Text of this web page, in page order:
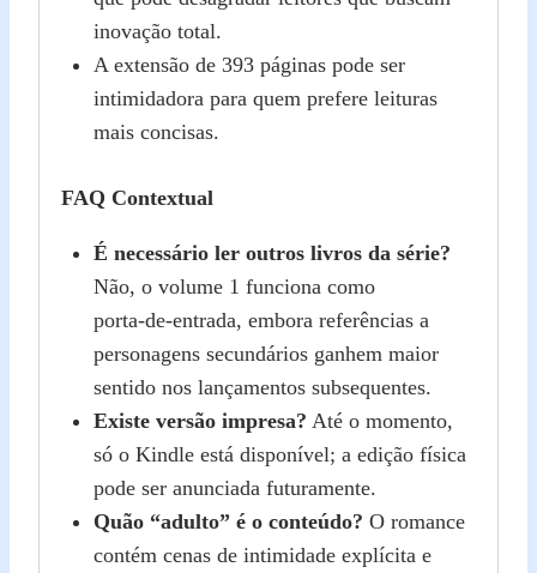
inovação total.
A extensão de 393 páginas pode ser
intimidadora para quem prefere leituras
mais concisas.
FAQ Contextual
É necessário ler outros livros da série?
Não, o volume 1 funciona como
porta‑de‑entrada, embora referências a
personagens secundários ganhem maior
sentido nos lançamentos subsequentes.
Existe versão impresa? Até o momento,
só o Kindle está disponível; a edição física
pode ser anunciada futuramente.
Quão “adulto” é o conteúdo? O romance
contém cenas de intimidade explícita e